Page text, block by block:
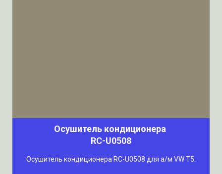
Осушитель кондиционера
RC-U0508
Осушитель кондиционера RC-U0508 для а/м VW T5.